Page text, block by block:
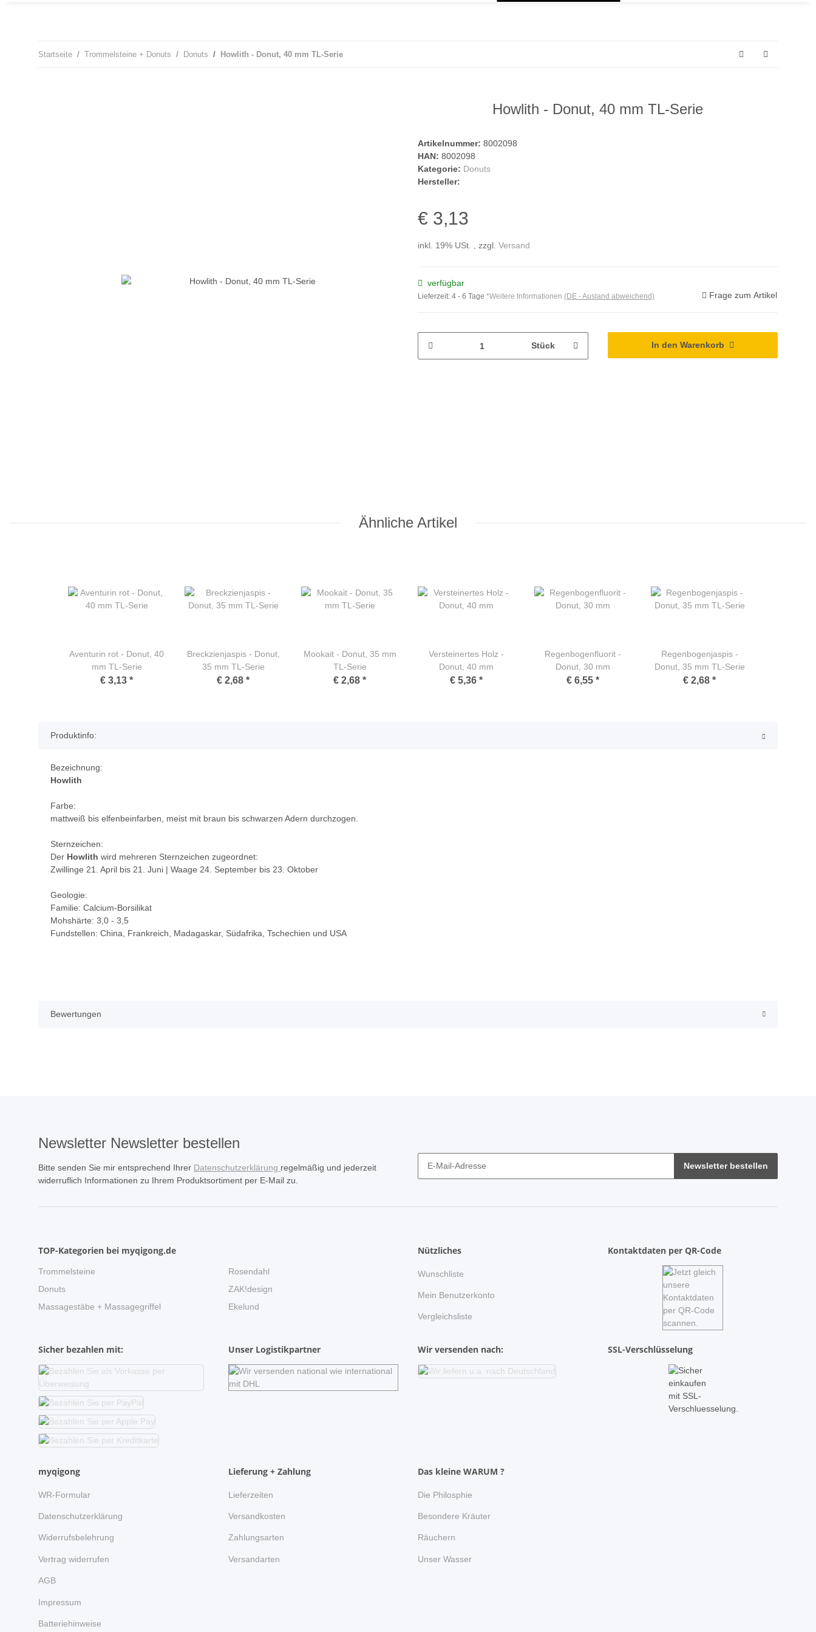
Startseite Trommelsteine + Donuts Donuts Howlith - Donut, 40 mm TL-Serie
Howlith - Donut, 40 mm TL-Serie
Artikelnummer: 8002098
HAN: 8002098
Kategorie: Donuts
Hersteller:
€ 3,13
inkl. 19% USt. , zzgl. Versand
verfügbar
Lieferzeit: 4 - 6 Tage *Weitere Informationen (DE - Ausland abweichend) Frage zum Artikel
Stück In den Warenkorb
Produktinfo:
Bezeichnung:
Howlith
Farbe:
mattweiß bis elfenbeinfarben, meist mit braun bis schwarzen Adern durchzogen.
Sternzeichen:
Der Howlith wird mehreren Sternzeichen zugeordnet:
Zwillinge 21. April bis 21. Juni | Waage 24. September bis 23. Oktober
Geologie:
Familie: Calcium-Borsilikat
Mohshärte: 3,0 - 3,5
Fundstellen: China, Frankreich, Madagaskar, Südafrika, Tschechien und USA
Bewertungen
Ähnliche Artikel
Aventurin rot - Donut, 40
mm TL-Serie
€ 3,13 *
Breckzienjaspis - Donut,
35 mm TL-Serie
€ 2,68 *
Mookait - Donut, 35 mm
TL-Serie
€ 2,68 *
Versteinertes Holz -
Donut, 40 mm
€ 5,36 *
Regenbogenfluorit -
Donut, 30 mm
€ 6,55 *
Regenbogenjaspis -
Donut, 35 mm TL-Serie
€ 2,68 *
Newsletter Newsletter bestellen
Bitte senden Sie mir entsprechend Ihrer Datenschutzerklärung regelmäßig und jederzeit
widerruflich Informationen zu Ihrem Produktsortiment per E-Mail zu.
Newsletter bestellen
TOP-Kategorien bei myqigong.de
Trommelsteine
Donuts
Massagestäbe + Massagegriffel
Rosendahl
ZAK!design
Ekelund
Nützliches
Wunschliste
Mein Benutzerkonto
Vergleichsliste
Kontaktdaten per QR-Code
Sicher bezahlen mit: Unser Logistikpartner Wir versenden nach: SSL-Verschlüsselung
myqigong
WR-Formular
Datenschutzerklärung
Widerrufsbelehrung
Vertrag widerrufen
AGB
Impressum
Batteriehinweise
Lieferung + Zahlung
Lieferzeiten
Versandkosten
Zahlungsarten
Versandarten
Das kleine WARUM ?
Die Philosphie
Besondere Kräuter
Räuchern
Unser Wasser